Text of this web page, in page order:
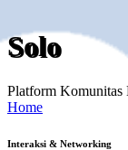
Solo
Platform Komunitas
Home
Interaksi & Networking